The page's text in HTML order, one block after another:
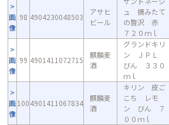
画
像
98 4904230048503
アサヒ
ビール
ュ 摘みたて
の贅沢 赤
７２０ｍｌ
画
像
99 4901411072715
麒麟麦
酒
グランドキリ
ン ＪＰＬ
びん ３３０
ｍｌ
画
像
1004901411067834
麒麟麦
酒
キリン 皮ご
こち レモ
ン びん ７
００ｍｌ